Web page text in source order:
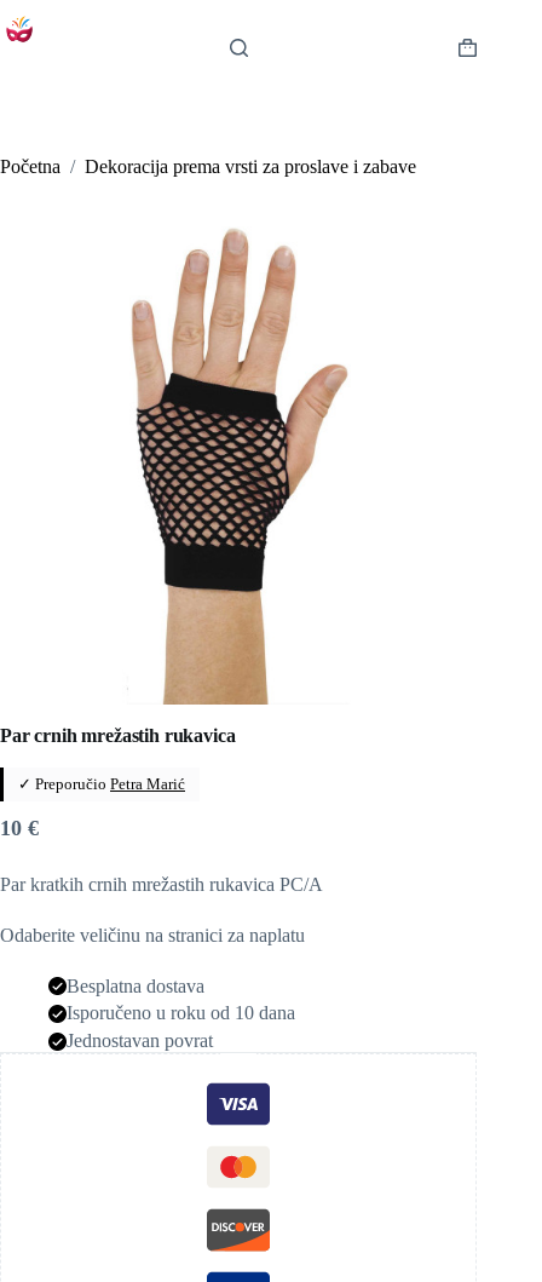
na
Košarica
Početna / Dekoracija prema vrsti za proslave i zabave
Par crnih mrežastih rukavica
✓ Preporučio Petra Marić
10 €
Par kratkih crnih mrežastih rukavica PC/A
Odaberite veličinu na stranici za naplatu
Besplatna dostava
Isporučeno u roku od 10 dana
Jednostavan povrat